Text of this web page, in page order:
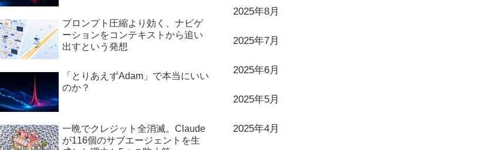
プロンプト圧縮より効く、ナビゲ
ーションをコンテキストから追い
出すという発想
「とりあえずAdam」で本当にいい
のか？
一晩でクレジット全消滅。Claude
が116個のサブエージェントを生
2025年8月
2025年7月
2025年6月
2025年5月
2025年4月